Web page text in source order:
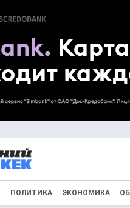
ПОЛИТИКА ЭКОНОМИКА